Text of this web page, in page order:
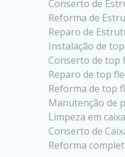
Conserto de
Reforma de
Reparo de
Instalação de
Conserto de top
Reparo de top
Reforma de top
Manutenção de
Limpeza em
Conserto de
Reforma